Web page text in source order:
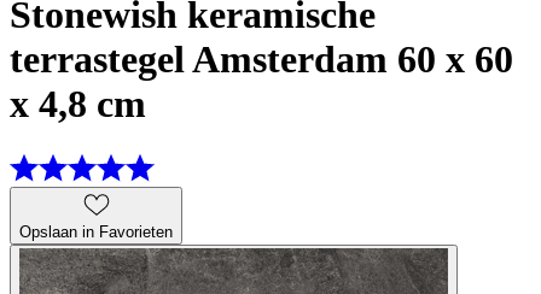
Stonewish keramische
terrastegel Amsterdam 60 x 60
x 4,8 cm
Opslaan in Favorieten